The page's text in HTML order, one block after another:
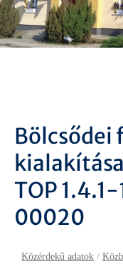
Bölcsődei
TOP
00020
Közérdekű adatok /